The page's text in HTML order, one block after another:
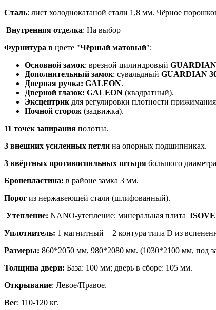
Сталь: лист холоднокатаной стали 1,8 мм. Чёрное
Внутренняя отделка: На выбор
Фурнитура в цвете "Чёрный матовый":
Основной замок: врезной цилиндровый GUARDIAN
Дополнительный замок: сувальдный GUARDIAN
Дверная ручка: GALEON.
Дверной глазок: GALEON (квадратный).
Эксцентрик для регулировки плотности
Ночной сторож (задвижка).
11 точек запирания полотна.
3 внешних усиленных петли на опорных подшипниках.
3 ввёртных противоспильных штыря большого
Бронепластина: в районе замка 3 мм.
Порог из нержавеющей стали (шлифованный).
Утепление: NANO-утепление: минеральная плита
Уплотнитель: 1 магнитный + 2 контура типа D из
Размеры: 860*2050 мм, 980*2080 мм. (1030*2100 мм, под
Толщина двери: База: 100 мм; дверь в сборе: 105 мм.
Открывание: Левое/Правое.
Вес: 110-120 кг.